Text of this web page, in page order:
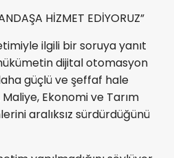
HİZMET EDİYORUZ”
ilgili bir soruya yanıt
dijital otomasyon
güçlü ve şeffaf hale
Ekonomi ve Tarım
aralıksız sürdürdüğünü